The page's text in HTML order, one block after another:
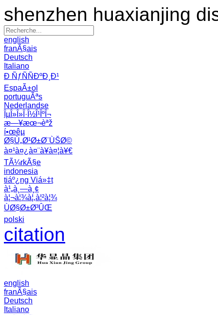
shenzhen huaxianjing
english
franÃ§ais
Deutsch
Italiano
Ð ÑƒÑÑÐºÐ¸Ð¹
EspaÃ±ol
portuguÃªs
Nederlandse
ÎµÎ»Î»Î·Î½Î¹ÎºÎ¬
æ—¥æœ¬èªž
í•œêµ­
Ø§Ù„Ø¹Ø±Ø¨ÙŠØ©
à¤¹à¤¿à¤¨à¥à¤¦à¥€
TÃ¼rkÃ§e
indonesia
tiáº¿ng Viá»‡t
à¹„à¸—à¸¢
à¦¬à¦¾à¦‚à¦²à¦¾
ÙØ§Ø±Ø³ÛŒ
polski
citation
english
franÃ§ais
Deutsch
Italiano